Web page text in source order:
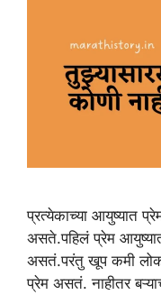
प्रत्येकाच्या आयुष्यात
असते.पहिलं प्रेम
असतं.परंतु खूप कमी
प्रेम असतं. नाहीतर